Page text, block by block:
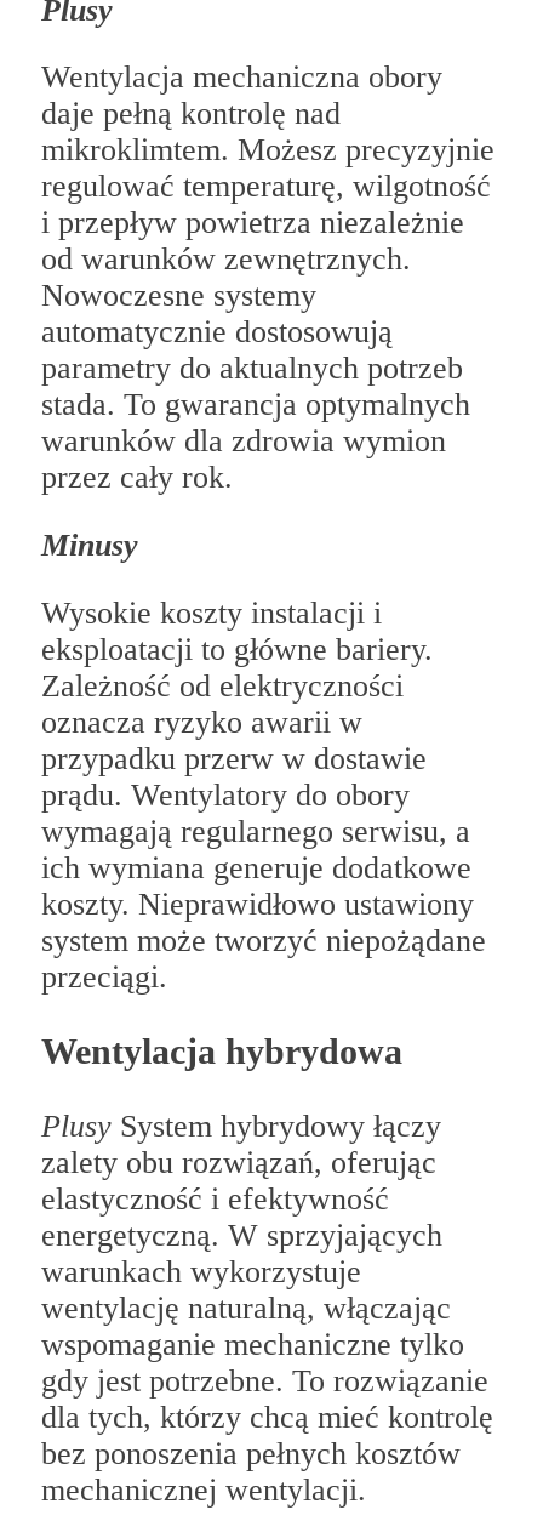
Plusy
Wentylacja mechaniczna obory
daje pełną kontrolę nad
mikroklimtem. Możesz precyzyjnie
regulować temperaturę, wilgotność
i przepływ powietrza niezależnie
od warunków zewnętrznych.
Nowoczesne systemy
automatycznie dostosowują
parametry do aktualnych potrzeb
stada. To gwarancja optymalnych
warunków dla zdrowia wymion
przez cały rok.
Minusy
Wysokie koszty instalacji i
eksploatacji to główne bariery.
Zależność od elektryczności
oznacza ryzyko awarii w
przypadku przerw w dostawie
prądu. Wentylatory do obory
wymagają regularnego serwisu, a
ich wymiana generuje dodatkowe
koszty. Nieprawidłowo ustawiony
system może tworzyć niepożądane
przeciągi.
Wentylacja hybrydowa
PlusySystem hybrydowy łączy
zalety obu rozwiązań, oferując
elastyczność i efektywność
energetyczną. W sprzyjających
warunkach wykorzystuje
wentylację naturalną, włączając
wspomaganie mechaniczne tylko
gdy jest potrzebne. To rozwiązanie
dla tych, którzy chcą mieć kontrolę
bez ponoszenia pełnych kosztów
mechanicznej wentylacji.